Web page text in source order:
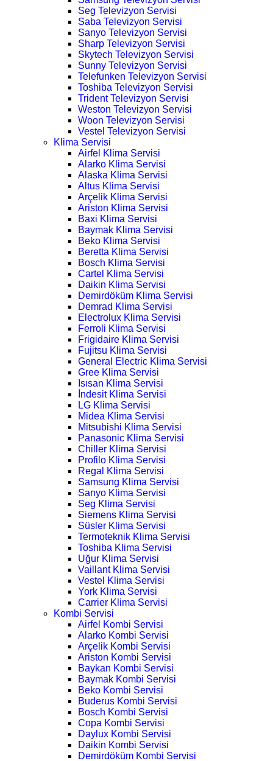
Seg Televizyon Servisi
Saba Televizyon Servisi
Sanyo Televizyon Servisi
Sharp Televizyon Servisi
Skytech Televizyon Servisi
Sunny Televizyon Servisi
Telefunken Televizyon Servisi
Toshiba Televizyon Servisi
Trident Televizyon Servisi
Weston Televizyon Servisi
Woon Televizyon Servisi
Vestel Televizyon Servisi
Klima Servisi
Airfel Klima Servisi
Alarko Klima Servisi
Alaska Klima Servisi
Altus Klima Servisi
Arçelik Klima Servisi
Ariston Klima Servisi
Baxi Klima Servisi
Baymak Klima Servisi
Beko Klima Servisi
Beretta Klima Servisi
Bosch Klima Servisi
Cartel Klima Servisi
Daikin Klima Servisi
Demirdöküm Klima Servisi
Demrad Klima Servisi
Electrolux Klima Servisi
Ferroli Klima Servisi
Frigidaire Klima Servisi
Fujitsu Klima Servisi
General Electric Klima Servisi
Gree Klima Servisi
Isısan Klima Servisi
İndesit Klima Servisi
LG Klima Servisi
Midea Klima Servisi
Mitsubishi Klima Servisi
Panasonic Klima Servisi
Chiller Klima Servisi
Profilo Klima Servisi
Regal Klima Servisi
Samsung Klima Servisi
Sanyo Klima Servisi
Seg Klima Servisi
Siemens Klima Servisi
Süsler Klima Servisi
Termoteknik Klima Servisi
Toshiba Klima Servisi
Uğur Klima Servisi
Vaillant Klima Servisi
Vestel Klima Servisi
York Klima Servisi
Carrier Klima Servisi
Kombi Servisi
Airfel Kombi Servisi
Alarko Kombi Servisi
Arçelik Kombi Servisi
Ariston Kombi Servisi
Baykan Kombi Servisi
Baymak Kombi Servisi
Beko Kombi Servisi
Buderus Kombi Servisi
Bosch Kombi Servisi
Copa Kombi Servisi
Daylux Kombi Servisi
Daikin Kombi Servisi
Demirdöküm Kombi Servisi